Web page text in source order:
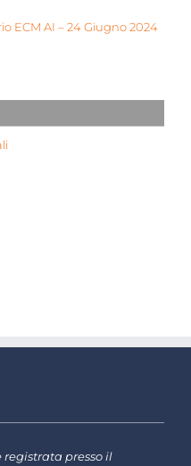
ECM AI – 24 Giugno 2024
registrata presso il